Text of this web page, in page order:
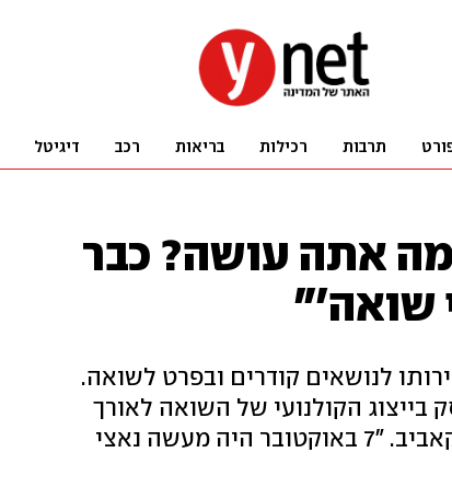
תרבות רכילות בריאות רכב דיגיטל
אתה עושה? כבר
שואה'"
לנושאים קודרים ובפרט לשואה.
בייצוג הקולנועי של השואה לאורך
השנים ויוקרן בישראל במסגרת פסטיבל דוקאביב. "7 באוקטובר היה מעשה נאצי